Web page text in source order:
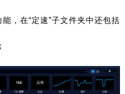
能，在“定速”子文件夹中还包括